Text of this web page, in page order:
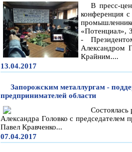
В пресс-
конференция
«Потенциал»,
-
Александром
Крайним....
13.04.2017
Запорожским металлургам -
предпринимателей области
Александра Головко с
Павел Кравченко...
07.04.2017